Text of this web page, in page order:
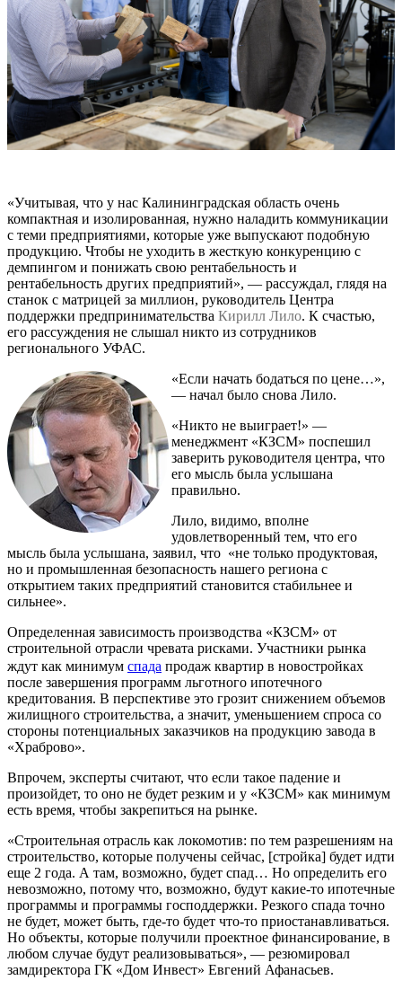
«Учитывая, что у нас Калининградская область очень
компактная и изолированная, нужно наладить коммуникации
с теми предприятиями, которые уже выпускают подобную
продукцию. Чтобы не уходить в жесткую конкуренцию с
демпингом и понижать свою рентабельность и
рентабельность других предприятий», — рассуждал, глядя на
станок с матрицей за миллион, руководитель Центра
поддержки предпринимательства Кирилл Лило. К счастью,
его рассуждения не слышал никто из сотрудников
регионального УФАС.
«Если начать бодаться по цене…»,
— начал было снова Лило.
«Никто не выиграет!» —
менеджмент «КЗСМ» поспешил
заверить руководителя центра, что
его мысль была услышана
правильно.
Лило, видимо, вполне
удовлетворенный тем, что его
мысль была услышана, заявил, что «не только продуктовая,
но и промышленная безопасность нашего региона с
открытием таких предприятий становится стабильнее и
сильнее».
Определенная зависимость производства «КЗСМ» от
строительной отрасли чревата рисками. Участники рынка
ждут как минимум спада продаж квартир в новостройках
после завершения программ льготного ипотечного
кредитования. В перспективе это грозит снижением объемов
жилищного строительства, а значит, уменьшением спроса со
стороны потенциальных заказчиков на продукцию завода в
«Храброво».
Впрочем, эксперты считают, что если такое падение и
произойдет, то оно не будет резким и у «КЗСМ» как минимум
есть время, чтобы закрепиться на рынке.
«Строительная отрасль как локомотив: по тем разрешениям на
строительство, которые получены сейчас, [стройка] будет идти
еще 2 года. А там, возможно, будет спад… Но определить его
невозможно, потому что, возможно, будут какие-то ипотечные
программы и программы господдержки. Резкого спада точно
не будет, может быть, где-то будет что-то приостанавливаться.
Но объекты, которые получили проектное финансирование, в
любом случае будут реализовываться», — резюмировал
замдиректора ГК «Дом Инвест» Евгений Афанасьев.